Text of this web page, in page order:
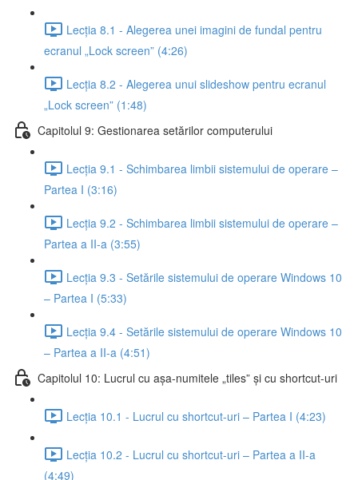
Lecția 8.1 - Alegerea unei imagini de fundal pentru
ecranul „Lock screen” (4:26)
Lecția 8.2 - Alegerea unui slideshow pentru ecranul
„Lock screen” (1:48)
Capitolul 9: Gestionarea setărilor computerului
Lecția 9.1 - Schimbarea limbii sistemului de operare –
Partea I (3:16)
Lecția 9.2 - Schimbarea limbii sistemului de operare –
Partea a II-a (3:55)
Lecția 9.3 - Setările sistemului de operare Windows 10
– Partea I (5:33)
Lecția 9.4 - Setările sistemului de operare Windows 10
– Partea a II-a (4:51)
Capitolul 10: Lucrul cu așa-numitele „tiles” și cu shortcut-uri
Lecția 10.1 - Lucrul cu shortcut-uri – Partea I (4:23)
Lecția 10.2 - Lucrul cu shortcut-uri – Partea a II-a
(4:49)